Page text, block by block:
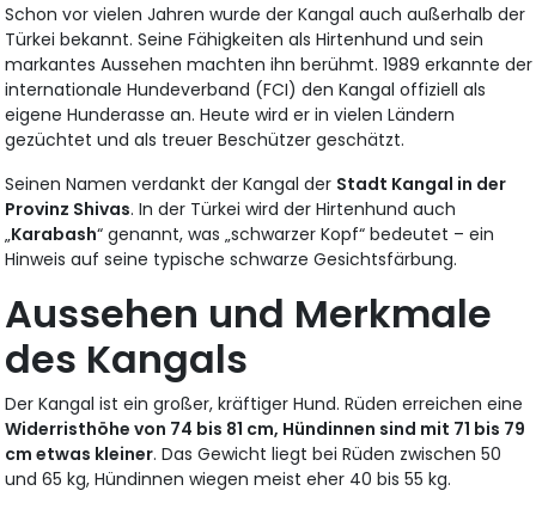
Schon vor vielen Jahren wurde der Kangal auch außerhalb der
Türkei bekannt. Seine Fähigkeiten als Hirtenhund und sein
markantes Aussehen machten ihn berühmt. 1989 erkannte der
internationale Hundeverband (FCI) den Kangal offiziell als
eigene Hunderasse an. Heute wird er in vielen Ländern
gezüchtet und als treuer Beschützer geschätzt.
Seinen Namen verdankt der Kangal der Stadt Kangal in der
Provinz Shivas. In der Türkei wird der Hirtenhund auch
„Karabash“ genannt, was „schwarzer Kopf“ bedeutet – ein
Hinweis auf seine typische schwarze Gesichtsfärbung.
Aussehen und Merkmale
des Kangals
Der Kangal ist ein großer, kräftiger Hund. Rüden erreichen eine
Widerristhöhe von 74 bis 81 cm, Hündinnen sind mit 71 bis 79
cm etwas kleiner. Das Gewicht liegt bei Rüden zwischen 50
und 65 kg, Hündinnen wiegen meist eher 40 bis 55 kg.